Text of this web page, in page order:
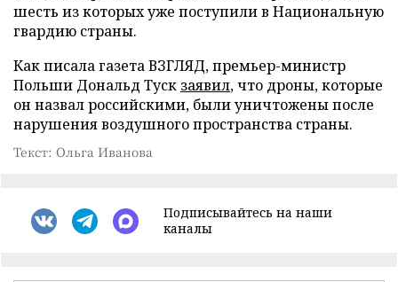
шесть из которых уже поступили в Национальную
гвардию страны.
Как писала газета ВЗГЛЯД, премьер-министр
Польши Дональд Туск заявил, что дроны, которые
он назвал российскими, были уничтожены после
нарушения воздушного пространства страны.
Текст: Ольга Иванова
Подписывайтесь на наши
каналы